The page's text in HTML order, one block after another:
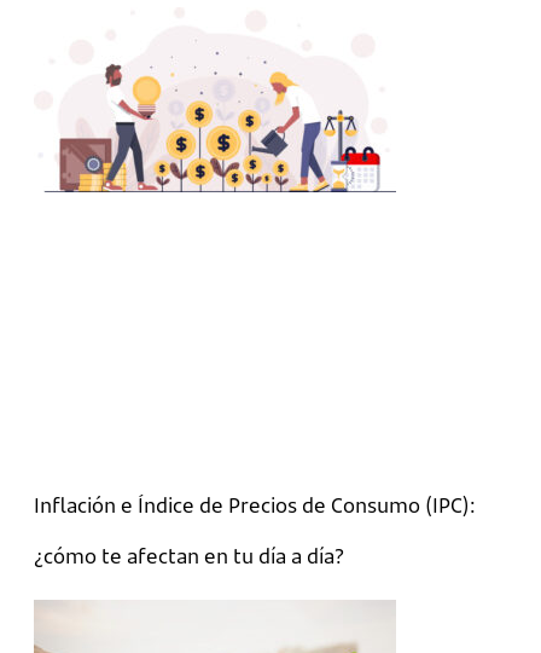
Inflación e Índice de Precios de Consumo (IPC):
¿cómo te afectan en tu día a día?